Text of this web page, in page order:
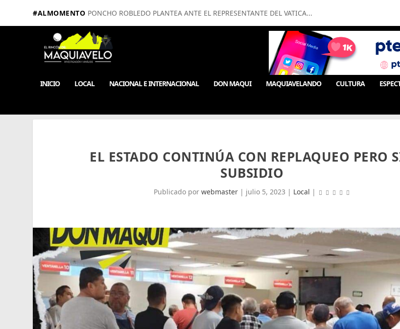
#ALMOMENTO PONCHO ROBLEDO PLANTEA ANTE EL REPRESENTANTE DEL VATICA...
INICIO LOCAL NACIONAL E INTERNACIONAL DON MAQUI MAQUIAVELANDO CULTURA
EL ESTADO CONTINÚA CON REPLAQUEO PERO
SUBSIDIO
Publicado porwebmaster | julio 5, 2023 | Local |